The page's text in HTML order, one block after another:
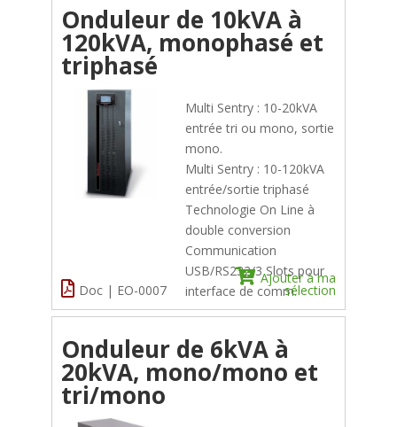
Onduleur de 10kVA à
120kVA, monophasé et
triphasé
Multi Sentry : 10-20kVA
entrée tri ou mono, sortie
mono.
Multi Sentry : 10-120kVA
entrée/sortie triphasé
Technologie On Line à
double conversion
Communication
USB/RS232/3 Slots pour
interface de comm.
Ajouter à ma
sélection
Doc | EO-0007
Onduleur de 6kVA à
20kVA, mono/mono et
tri/mono